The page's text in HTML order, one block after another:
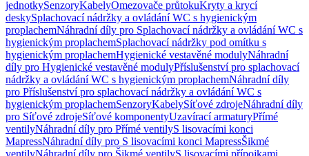
jednotkySenzoryKabelyOmezovače průtokuKryty a krycí
deskySplachovací nádržky a ovládání WC s hygienickým
proplachemNáhradní díly pro Splachovací nádržky a ovládání WC s
hygienickým proplachemSplachovací nádržky pod omítku s
hygienickým proplachemHygienické vestavěné modulyNáhradní
díly pro Hygienické vestavěné modulyPříslušenství pro splachovací
nádržky a ovládání WC s hygienickým proplachemNáhradní díly
pro Příslušenství pro splachovací nádržky a ovládání WC s
hygienickým proplachemSenzoryKabelySíťové zdrojeNáhradní díly
pro Síťové zdrojeSíťové komponentyUzavírací armaturyPřímé
ventilyNáhradní díly pro Přímé ventilyS lisovacími konci
MapressNáhradní díly pro S lisovacími konci MapressŠikmé
ventilyNáhradní díly pro Šikmé ventilyS lisovacími přípojkami